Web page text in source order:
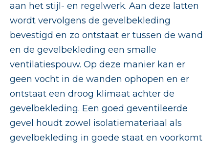
aan het stijl- en regelwerk. Aan deze latten
wordt vervolgens de gevelbekleding
bevestigd en zo ontstaat er tussen de wand
en de gevelbekleding een smalle
ventilatiespouw. Op deze manier kan er
geen vocht in de wanden ophopen en er
ontstaat een droog klimaat achter de
gevelbekleding. Een goed geventileerde
gevel houdt zowel isolatiemateriaal als
gevelbekleding in goede staat en voorkomt